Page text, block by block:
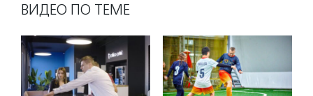
ВИДЕО ПО ТЕМЕ